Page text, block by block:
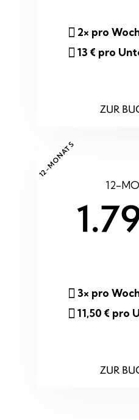
2× pro
13 € pro
ZUR
12-MONATS
12-
3× pro
11,50 € pro
ZUR